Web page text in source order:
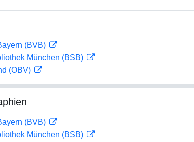
(BVB)
München (BSB)
(OBV)
(BVB)
München (BSB)